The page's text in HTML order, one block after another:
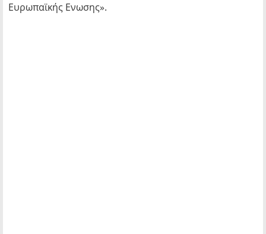
Ευρωπαϊκής Ενωσης».